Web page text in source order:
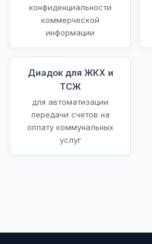
конфиденциальности
коммерческой
информации
Диадок для ЖКХ и
ТСЖ
для автоматизации
передачи счетов на
оплату коммунальных
услуг